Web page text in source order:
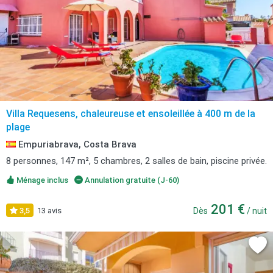
Villa Requesens, chaleureuse et ensoleillée à 400 m de la
plage
Empuriabrava, Costa Brava
8 personnes, 147 m², 5 chambres, 2 salles de bain, piscine privée.
Ménage inclus Annulation gratuite (J-60)
3,5 13 avis Dès 201 € / nuit